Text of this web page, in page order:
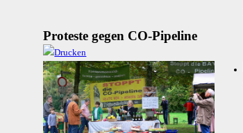
Proteste gegen CO-Pipeline